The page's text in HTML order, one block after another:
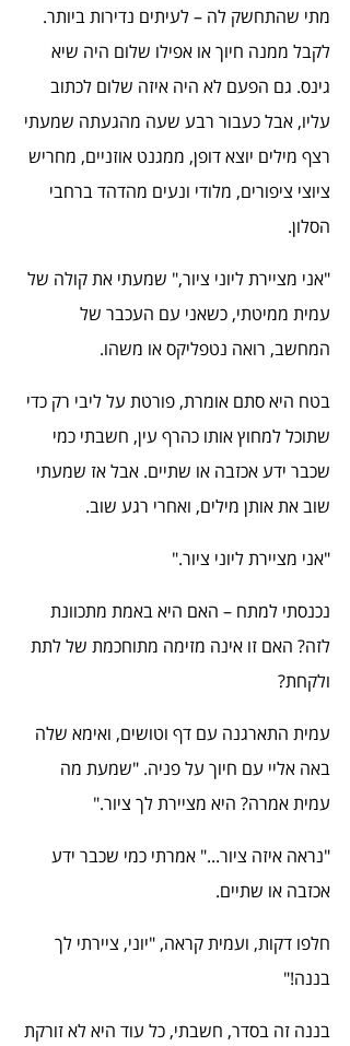
מתי שהתחשק לה – לעיתים נדירות ביותר.
לקבל ממנה חיוך או אפילו שלום היה שיא
גינס. גם הפעם לא היה איזה שלום לכתוב
עליו, אבל כעבור רבע שעה מהגעתה שמעתי
רצף מילים יוצא דופן, ממגנט אוזניים, מחריש
ציוצי ציפורים, מלודי ונעים מהדהד ברחבי
הסלון.
"אני מציירת ליוני ציור," שמעתי את קולה של
עמית ממיטתי, כשאני עם העכבר של
המחשב, רואה נטפליקס או משהו.
בטח היא סתם אומרת, פורטת על ליבי רק כדי
שתוכל למחוץ אותו כהרף עין, חשבתי כמי
שכבר ידע אכזבה או שתיים. אבל אז שמעתי
שוב את אותן מילים, ואחרי רגע שוב.
"אני מציירת ליוני ציור."
נכנסתי למתח – האם היא באמת מתכוונת
לזה? האם זו אינה מזימה מתוחכמת של לתת
ולקחת?
עמית התארגנה עם דף וטושים, ואימא שלה
באה אליי עם חיוך על פניה. "שמעת מה
עמית אמרה? היא מציירת לך ציור."
"נראה איזה ציור..." אמרתי כמי שכבר ידע
אכזבה או שתיים.
חלפו דקות, ועמית קראה, "יוני, ציירתי לך
בננה!"
בננה זה בסדר, חשבתי, כל עוד היא לא זורקת